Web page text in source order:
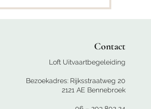
Contact
Loft Uitvaartbegeleiding
Bezoekadres: Rijksstraatweg 20
2121 AE Bennebroek